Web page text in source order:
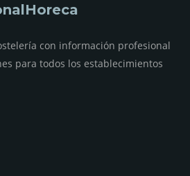
con información profesional
para todos los establecimientos